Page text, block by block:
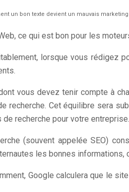
un bon texte devient un mauvais marketing
ce qui est bon pour les
lorsque vous rédigez
vous devez tenir compte à
recherche. Cet équilibre sera
recherche pour votre
(souvent appelée SEO)
les bonnes
Google calculera que le